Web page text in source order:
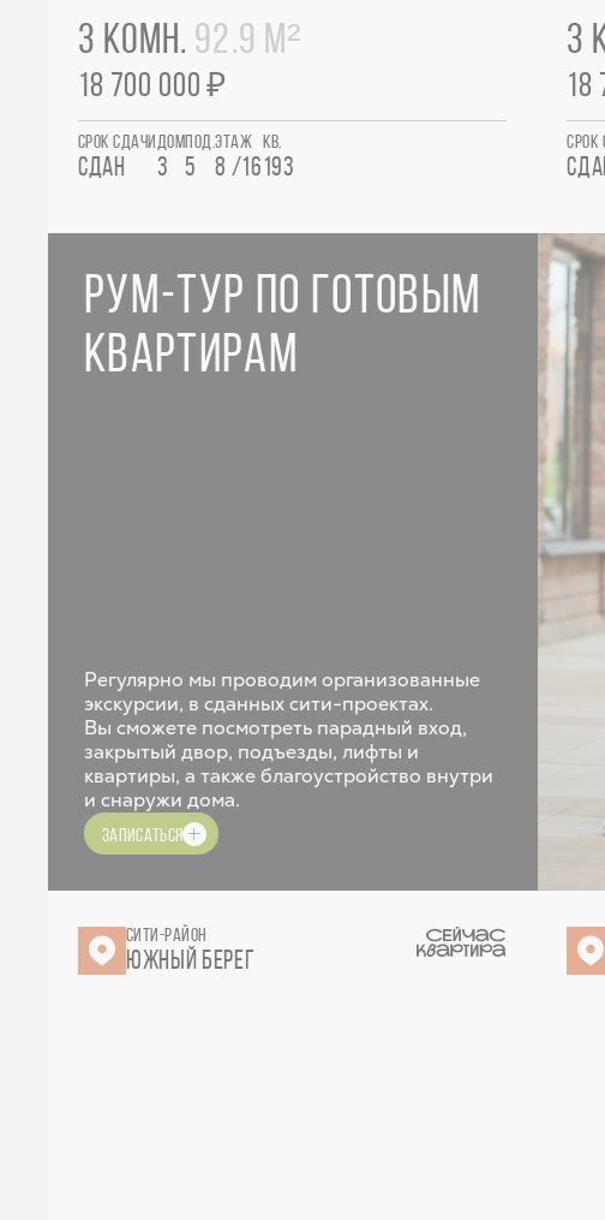
3 КОМН. 92.9 М²
18 700 000 ₽
СРОК СДАЧИ
СДАН
ДОМ
3
ПОД.
5
ЭТАЖ
8 /16
КВ.
193
3
18
СРОК
РУМ-ТУР ПО ГОТОВЫМ
КВАРТИРАМ
Регулярно мы проводим организованные
экскурсии, в сданных сити-проектах.
Вы сможете посмотреть парадный вход,
закрытый двор, подъезды, лифты и
квартиры, а также благоустройство внутри
и снаружи дома.
ЗАПИСАТЬСЯ
СИТИ-РАЙОН
ЮЖНЫЙ БЕРЕГ